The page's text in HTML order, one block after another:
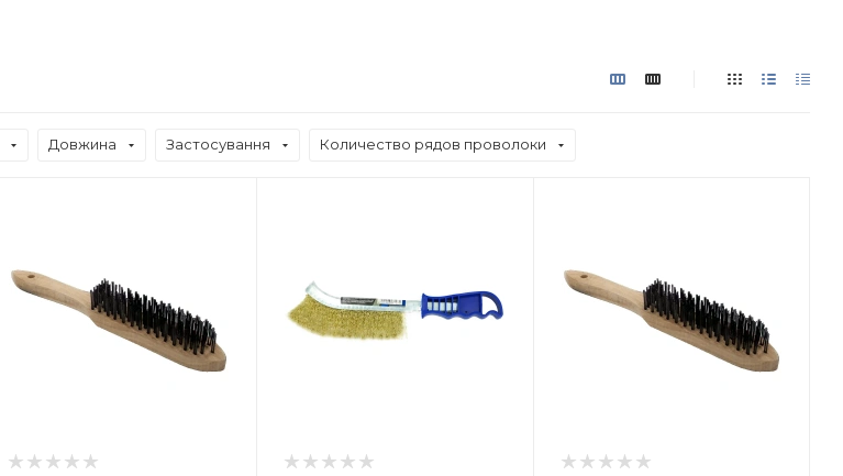
Довжина Застосування Количество рядов проволоки